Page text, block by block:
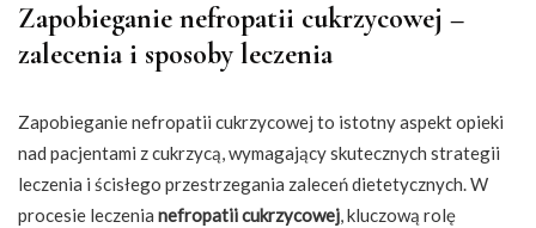
Zapobieganie nefropatii cukrzycowej –
zalecenia i sposoby leczenia
Zapobieganie nefropatii cukrzycowej to istotny aspekt opieki
nad pacjentami z cukrzycą, wymagający skutecznych strategii
leczenia i ścisłego przestrzegania zaleceń dietetycznych. W
procesie leczenia nefropatii cukrzycowej, kluczową rolę